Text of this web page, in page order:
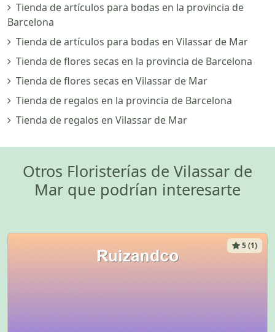
Tienda de artículos para bodas en la provincia de
Barcelona
Tienda de artículos para bodas en Vilassar de Mar
Tienda de flores secas en la provincia de Barcelona
Tienda de flores secas en Vilassar de Mar
Tienda de regalos en la provincia de Barcelona
Tienda de regalos en Vilassar de Mar
Otros Floristerías de Vilassar de
Mar que podrían interesarte
5 (1)